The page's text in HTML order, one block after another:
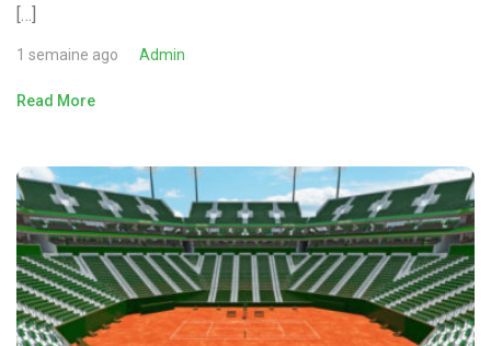
[…]
1 semaine ago Admin
Read More